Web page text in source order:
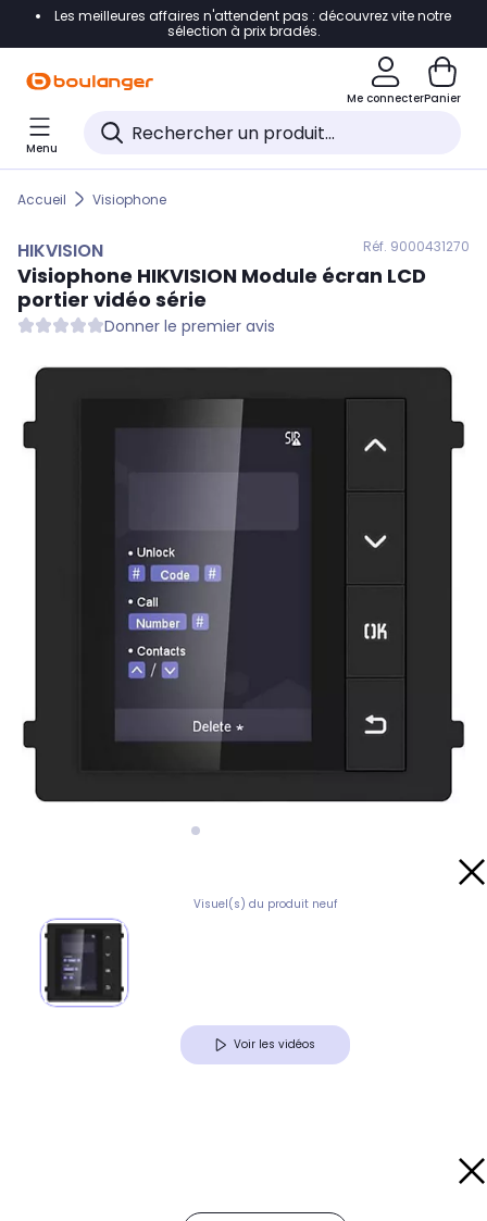
Accéder directement à la navigation
Accéder directement au pied de page
Accéder directement au chatbot
Les meilleures affaires n'attendent pas : découvrez vite notre
sélection à prix bradés.
Me connecterPanier
Menu
Accueil Visiophone
HIKVISION Réf. 9000431270
Visiophone HIKVISION Module écran LCD
portier vidéo série
Donner le premier avis
Visuel(s) du produit neuf
Voir les vidéos